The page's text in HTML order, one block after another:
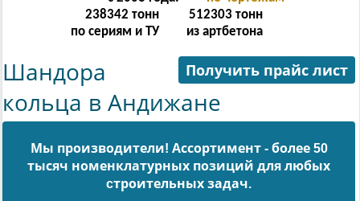
238342 тонн
по сериям и ТУ
512303 тонн
из артбетона
Получить прайс лист
Шандора
кольца в Андижане
Мы производители! Ассортимент - более 50
тысяч номенклатурных позиций для любых
cтроительных задач.